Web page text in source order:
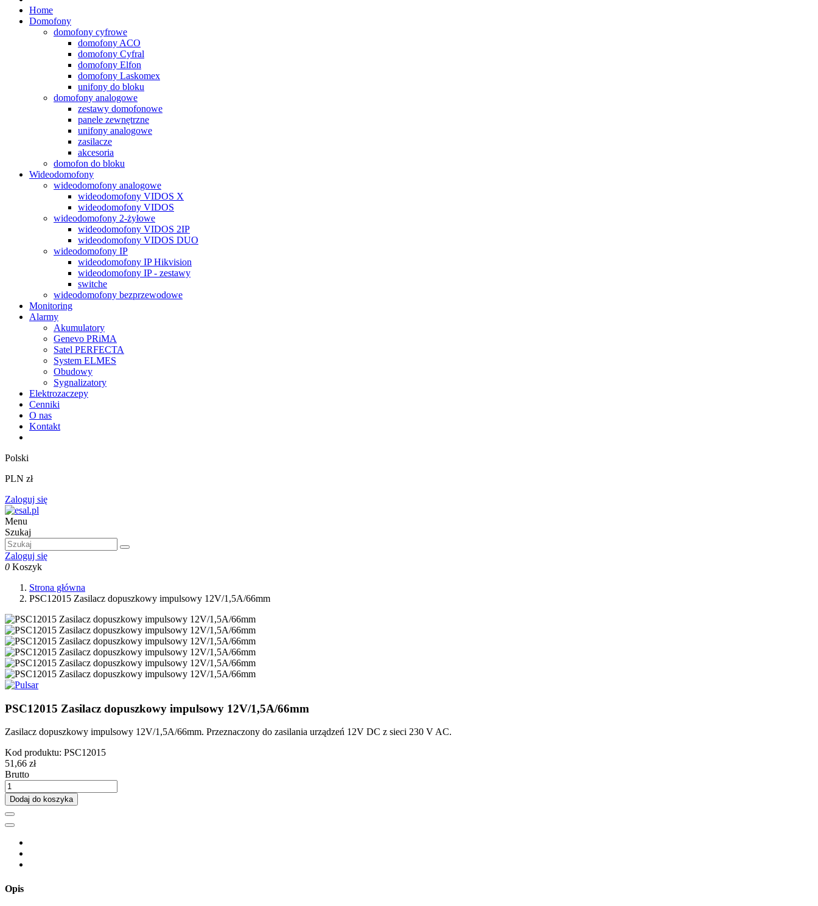
Home
Domofony
domofony cyfrowe
domofony ACO
domofony Cyfral
domofony Elfon
domofony Laskomex
unifony do bloku
domofony analogowe
zestawy domofonowe
panele zewnętrzne
unifony analogowe
zasilacze
akcesoria
domofon do bloku
Wideodomofony
wideodomofony analogowe
wideodomofony VIDOS X
wideodomofony VIDOS
wideodomofony 2-żyłowe
wideodomofony VIDOS 2IP
wideodomofony VIDOS DUO
wideodomofony IP
wideodomofony IP Hikvision
wideodomofony IP - zestawy
switche
wideodomofony bezprzewodowe
Monitoring
Alarmy
Akumulatory
Genevo PRiMA
Satel PERFECTA
System ELMES
Obudowy
Sygnalizatory
Elektrozaczepy
Cenniki
O nas
Kontakt
Polski
PLN zł
Zaloguj się
Menu
Szukaj
Zaloguj się
0 Koszyk
Strona główna
PSC12015 Zasilacz dopuszkowy impulsowy 12V/1,5A/66mm
PSC12015 Zasilacz dopuszkowy impulsowy 12V/1,5A/66mm
Zasilacz dopuszkowy impulsowy 12V/1,5A/66mm. Przeznaczony do zasilania urządzeń 12V DC z sieci 230 V AC.
Kod produktu: PSC12015
51,66 zł
Brutto
Dodaj do koszyka
Opis